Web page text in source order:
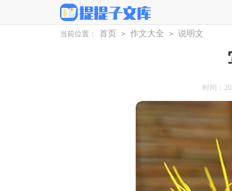
当前位置： 首页 > 作文大全 > 说明文
时间：